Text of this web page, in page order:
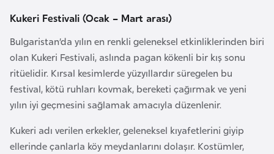
Kukeri Festivali (Ocak – Mart arası)
Bulgaristan’da yılın en renkli geleneksel etkinliklerinden biri
olan Kukeri Festivali, aslında pagan kökenli bir kış sonu
ritüelidir. Kırsal kesimlerde yüzyıllardır süregelen bu
festival, kötü ruhları kovmak, bereketi çağırmak ve yeni
yılın iyi geçmesini sağlamak amacıyla düzenlenir.
Kukeri adı verilen erkekler, geleneksel kıyafetlerini giyip
ellerinde çanlarla köy meydanlarını dolaşır. Kostümler,
B
a
h
r
e
y
n